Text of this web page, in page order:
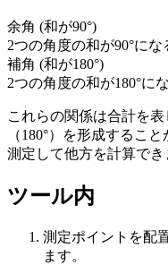
余角 (和が90°)
2つの角度の和が90°に
補角 (和が180°)
2つの角度の和が180°に
これらの関係は合計を
（180°）を形成するこ
測定して他方を計算でき
ツール内
測定ポイントを配
ます。